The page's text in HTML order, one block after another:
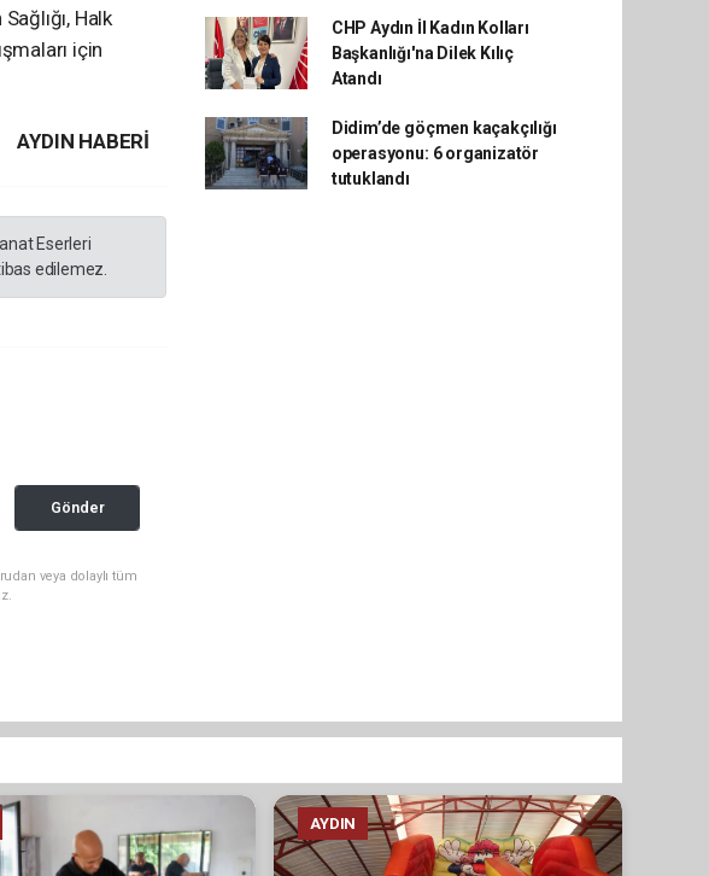
Halk
için
AYDIN HABERİ
Eserleri
edilemez.
Gönder
veya dolaylı tüm
CHP Aydın İl Kadın Kolları
Başkanlığı'na Dilek Kılıç
Atandı
Didim’de göçmen kaçakçılığı
operasyonu: 6 organizatör
tutuklandı
AYDIN